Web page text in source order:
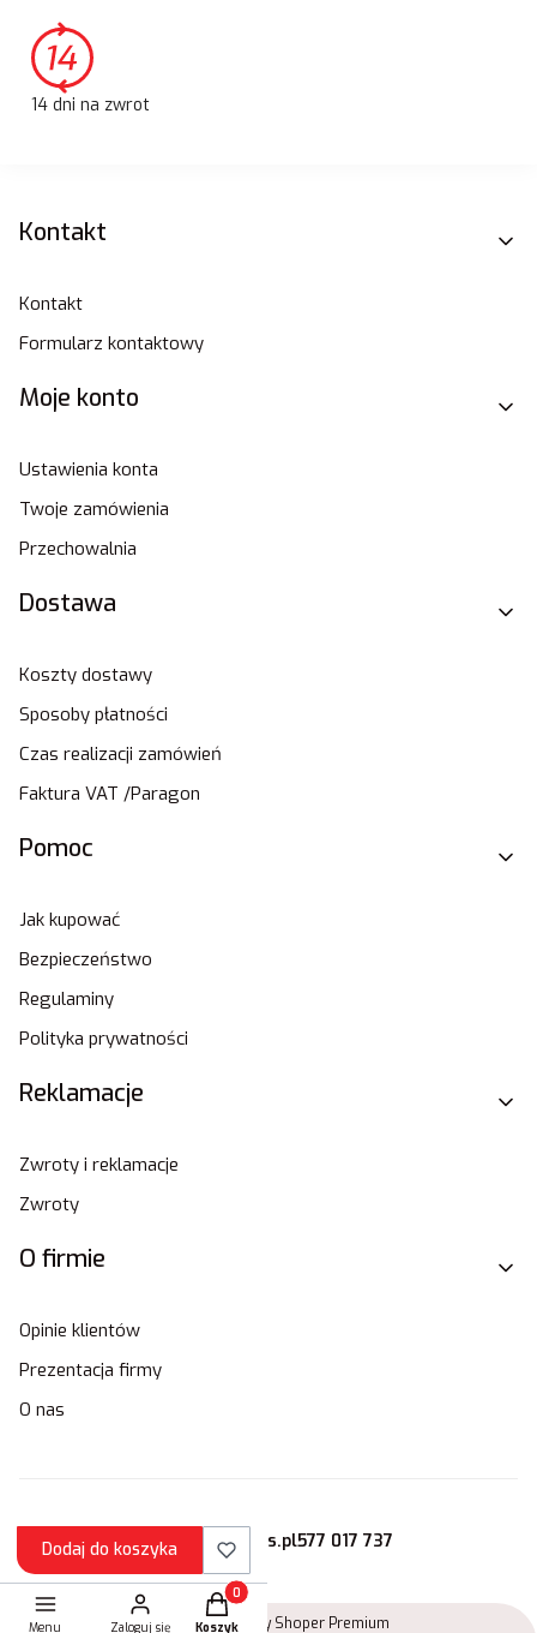
14 dni na zwrot
Linki w stopce
Kontakt
Kontakt
Formularz kontaktowy
Moje konto
Ustawienia konta
Twoje zamówienia
Przechowalnia
Dostawa
Koszty dostawy
Sposoby płatności
Czas realizacji zamówień
Faktura VAT /Paragon
Pomoc
Jak kupować
Bezpieczeństwo
Regulaminy
Polityka prywatności
Reklamacje
Zwroty i reklamacje
Zwroty
O firmie
Opinie klientów
Prezentacja firmy
O nas
sklep@stamats.pl577 017 737
Sklep internetowyShoper Premium
Dodaj do koszyka
Menu Zaloguj się
Produkty w koszyku: 0. Zobacz szczegóły
Koszyk